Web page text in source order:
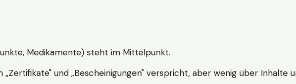
Medikamente) steht im Mittelpunkt.
und „Bescheinigungen" verspricht, aber wenig über